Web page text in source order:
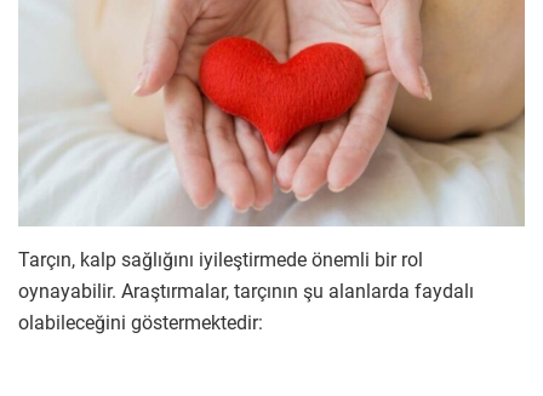
Tarçın, kalp sağlığını iyileştirmede önemli bir rol
oynayabilir. Araştırmalar, tarçının şu alanlarda faydalı
olabileceğini göstermektedir: